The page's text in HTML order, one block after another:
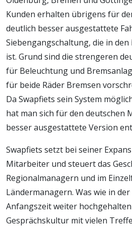
Kunden erhalten übrigens für
deutlich besser ausgestattete
Siebengangschaltung, die in
ist. Grund sind die strengeren
für Beleuchtung und
für beide Räder Bremsen
Da Swapfiets sein System
hat man sich für den deutschen
besser ausgestattete Version
Swapfiets setzt bei seiner
Mitarbeiter und steuert das
Regionalmanagern und im
Ländermanagern. Was wie in
Anfangszeit weiter
Gesprächskultur mit vielen